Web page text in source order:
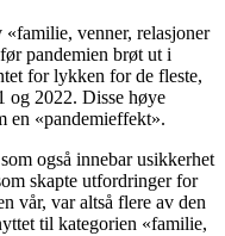
venner, relasjoner
pandemien brøt ut i
for lykken for de fleste,
og 2022. Disse høye
en «pandemieffekt».
også innebar usikkerhet
skapte utfordringer for
vår, var altså flere av den
til kategorien «familie,